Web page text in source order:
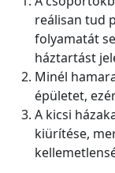
reálisan tud
folyamatát
háztartást
Minél
épületet,
A kicsi
kiürítése,